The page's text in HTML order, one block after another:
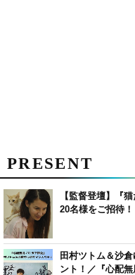
PRESENT
【監督登壇】『
20名様をご招待！
田村ツトム＆沙
ント！／『心配無